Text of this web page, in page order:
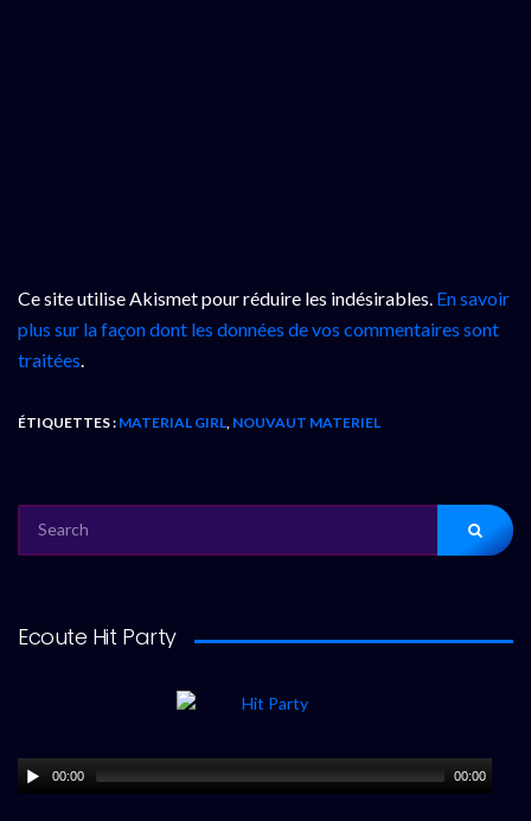
Ce site utilise Akismet pour réduire les indésirables. En savoir
plus sur la façon dont les données de vos commentaires sont
traitées.
ÉTIQUETTES : MATERIAL GIRL NOUVAUT MATERIEL
FOR:
Ecoute Hit Party
00:00 00:00